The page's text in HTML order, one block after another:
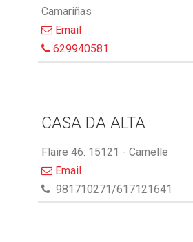
Camariñas
Email
629940581
CASA DA ALTA
Flaire 46. 15121 - Camelle
Email
981710271/617121641